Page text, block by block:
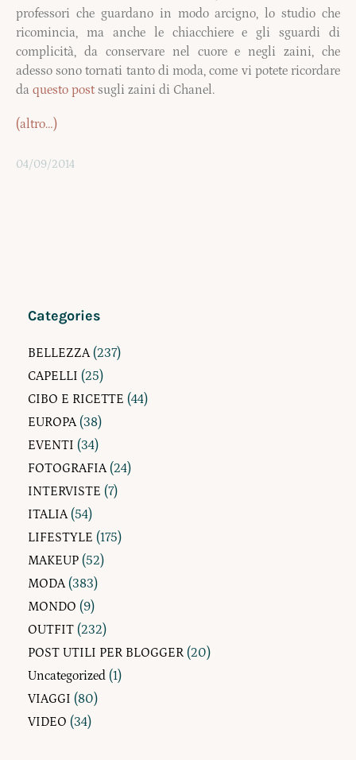
professori che guardano in modo arcigno, lo studio che
ricomincia, ma anche le chiacchiere e gli sguardi di
complicità, da conservare nel cuore e negli zaini, che
adesso sono tornati tanto di moda, come vi potete ricordare
da questo postsugli zaini di Chanel.
(altro…)
04/09/2014
Categories
BELLEZZA(237)
CAPELLI (25)
CIBO E RICETTE (44)
EUROPA(38)
EVENTI (34)
FOTOGRAFIA(24)
INTERVISTE (7)
ITALIA(54)
LIFESTYLE (175)
MAKEUP (52)
MODA(383)
MONDO (9)
OUTFIT (232)
POST UTILI PER BLOGGER (20)
Uncategorized (1)
VIAGGI (80)
VIDEO (34)